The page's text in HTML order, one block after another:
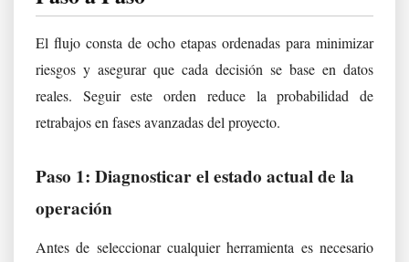
El flujo consta de ocho etapas ordenadas para minimizar
riesgos y asegurar que cada decisión se base en datos
reales. Seguir este orden reduce la probabilidad de
retrabajos en fases avanzadas del proyecto.
Paso 1: Diagnosticar el estado actual de la
operación
Antes de seleccionar cualquier herramienta es necesario